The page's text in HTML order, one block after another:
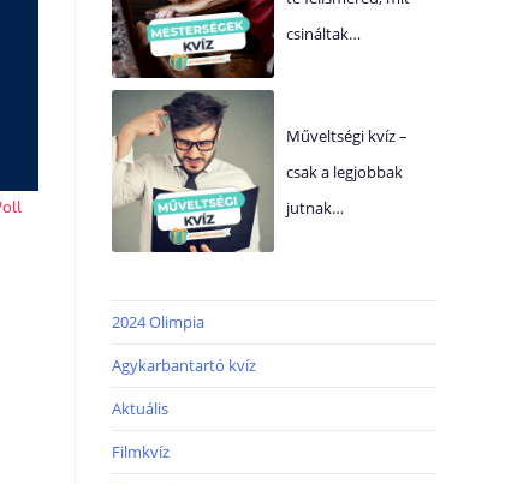
csináltak…
Műveltségi kvíz –
csak a legjobbak
jutnak…
2024 Olimpia
Agykarbantartó kvíz
Aktuális
Filmkvíz